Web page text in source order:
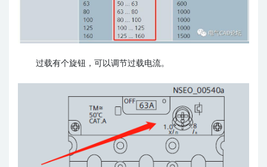
过载有个旋钮，可以调节过载电流。